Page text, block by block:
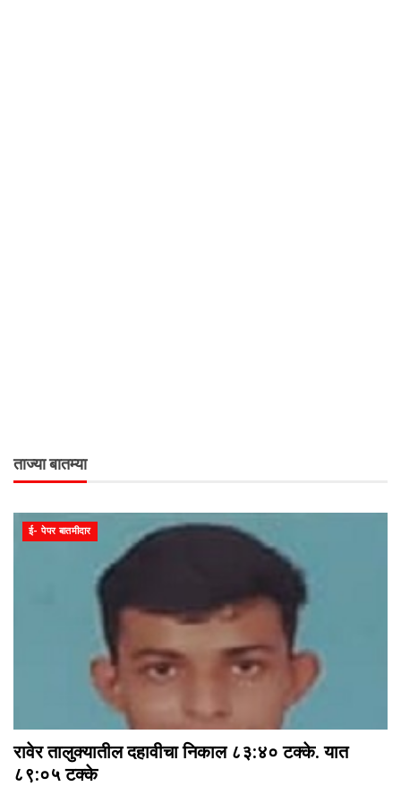
ताज्या बातम्या
ई- पेपर बातमीदार
रावेर तालुक्यातील दहावीचा निकाल ८३:४० टक्के. यात
८९:०५ टक्के